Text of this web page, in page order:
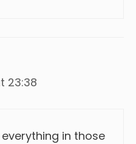
23:38
everything in those